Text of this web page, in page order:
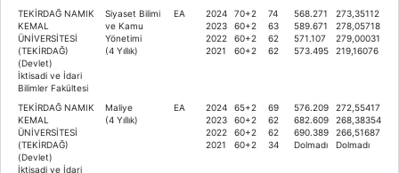
TEKİRDAĞ NAMIK
KEMAL
ÜNİVERSİTESİ
(TEKİRDAĞ)
(Devlet)
İktisadi ve İdari
Bilimler Fakültesi
Siyaset Bilimi
ve Kamu
Yönetimi
(4 Yıllık)
EA
2024
2023
2022
2021
70+2
60+2
60+2
60+2
74
63
62
62
568.271
589.671
571.107
573.495
273,35112
278,05718
279,00031
219,16076
TEKİRDAĞ NAMIK
KEMAL
ÜNİVERSİTESİ
(TEKİRDAĞ)
(Devlet)
İktisadi ve İdari
Maliye
(4 Yıllık)
EA
2024
2023
2022
2021
65+2
60+2
60+2
60+2
69
62
62
34
576.209
682.609
690.389
Dolmadı
272,55417
268,38354
266,51687
Dolmadı